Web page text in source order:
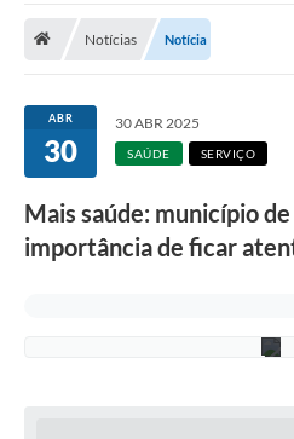
Notícias Notícia
ABR
30
30 ABR 2025
SAÚDE SERVIÇO
Mais saúde: município
importância de ficar
l
a